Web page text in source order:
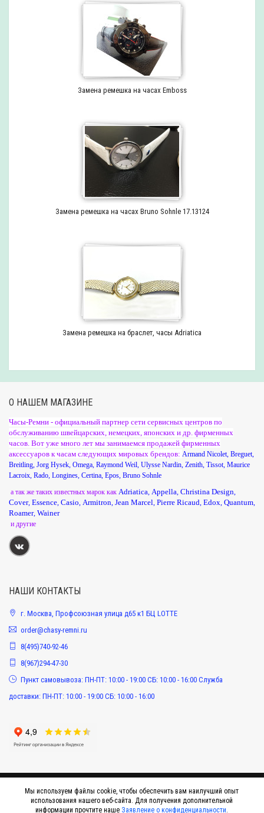
Замена ремешка на часах Emboss
Замена ремешка на часах Bruno Sohnle 17.13124
Замена ремешка на браслет, часы Adriatica
О НАШЕМ МАГАЗИНЕ
Часы-Ремни - официальный партнер сети сервисных центров по
обслуживанию швейцарских, немецких, японских и др. фирменных
часов. Вот уже много лет мы занимаемся продажей фирменных
аксессуаров к часам следующих мировых брендов: Armand Nicolet Breguet
Breitling Jorg Hysek Omega Raymond Weil Ulysse Nardin Zenith Tissot Maurice
Lacroix Rado Longines Certina Epos Bruno Sohnle
а так же таких известных марок как Adriatica Appella Christina Design
Cover, Essence Casio Armitron Jean Marcel Pierre Ricaud Edox Quantum
Roamer, Wainer
и другие
НАШИ КОНТАКТЫ
г. Москва, Профсоюзная улица д65 к1 БЦ LOTTE
order@chasy-remni.ru
8(495)740-92-46
8(967)294-47-30
Пункт самовывоза: ПН-ПТ: 10:00 - 19:00 СБ: 10:00 - 16:00 Служба
доставки: ПН-ПТ: 10:00 - 19:00 СБ: 10:00 - 16:00
Мы используем файлы cookie, чтобы обеспечить вам наилучший опыт
использования нашего веб-сайта. Для получения дополнительной
информации прочтите наше Заявление о конфиденциальности.